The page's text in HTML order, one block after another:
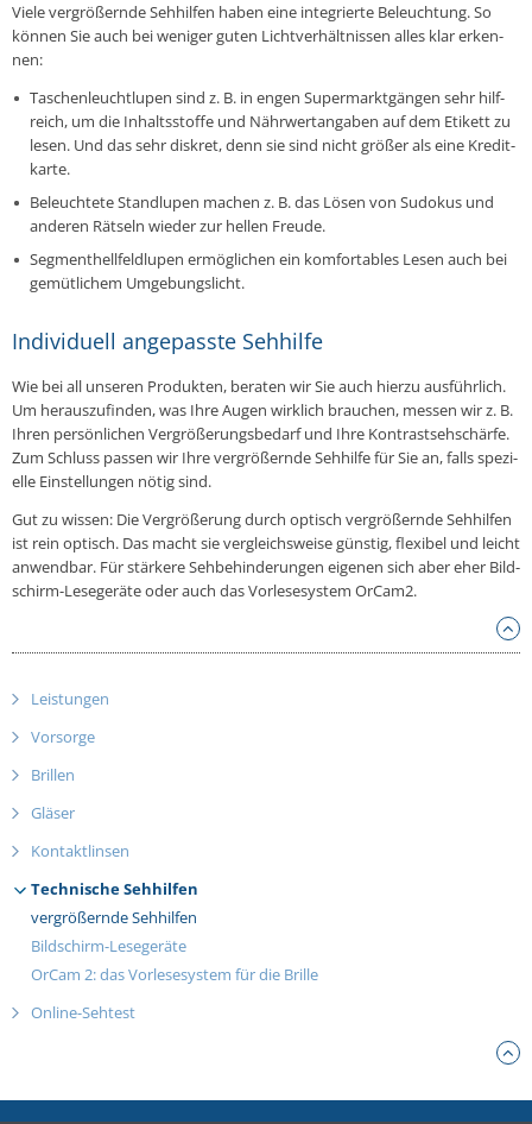
Viele ver­grö­ßern­de Seh­hil­fen haben eine in­te­grier­te Be­leuch­tung. So
können Sie auch bei weniger guten Licht­ver­hält­nis­sen alles klar er­ken­
nen:
Ta­schen­leucht­lu­pen sind z. B. in engen Su­per­markt­gän­gen sehr hilf­
reich, um die In­halts­stof­fe und Nähr­wert­an­ga­ben auf dem Etikett zu
lesen. Und das sehr diskret, denn sie sind nicht größer als eine Kre­dit­
kar­te.
Be­leuch­te­te Stand­lu­pen machen z. B. das Lösen von Sudokus und
anderen Rätseln wieder zur hellen Freude.
Seg­men­t­hell­feld­lu­pen er­mög­li­chen ein kom­for­ta­bles Lesen auch bei
ge­müt­li­chem Um­ge­bungs­licht.
Individuell angepasste Sehhilfe
Wie bei all unseren Pro­duk­ten, beraten wir Sie auch hierzu aus­führ­lich.
Um her­aus­zu­fin­den, was Ihre Augen wirk­lich brau­chen, messen wir z. B.
Ihren per­sön­li­chen Ver­grö­ße­rungs­be­darf und Ihre Kon­trast­seh­schär­fe.
Zum Schluss passen wir Ihre ver­grö­ßern­de Seh­hil­fe für Sie an, falls spe­zi­
el­le Ein­stel­lun­gen nötig sind.
Gut zu wissen: Die Ver­grö­ße­rung durch optisch ver­grö­ßern­de Seh­hil­fen
ist rein optisch. Das macht sie ver­gleichs­wei­se günstig, fle­xi­bel und leicht
an­wend­bar. Für stär­ke­re Seh­be­hin­de­run­gen eigenen sich aber eher Bild­
schirm-Le­se­ge­rä­te oder auch das Vor­le­se­sys­tem OrCam2.
Leistungen
Vorsorge
Brillen
Gläser
Kontaktlinsen
Technische Sehhilfen
vergrößerndeSehhilfen
Bildschirm-Lesegeräte
OrCam 2:das Vorlesesystem für die Brille
Online-Sehtest